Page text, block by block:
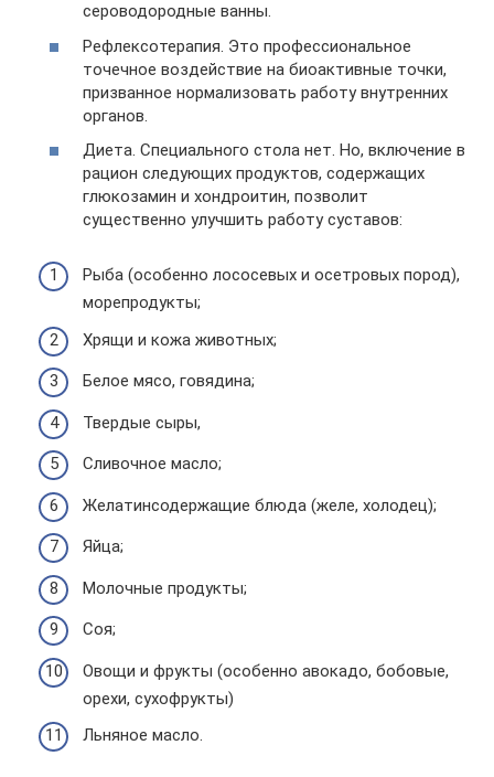
сероводородные ванны.
Рефлексотерапия. Это профессиональное
точечное воздействие на биоактивные точки,
призванное нормализовать работу внутренних
органов.
Диета. Специального стола нет. Но, включение в
рацион следующих продуктов, содержащих
глюкозамин и хондроитин, позволит
существенно улучшить работу суставов:
Рыба (особенно лососевых и осетровых пород),
морепродукты;
Хрящи и кожа животных;
Белое мясо, говядина;
Твердые сыры,
Сливочное масло;
Желатинсодержащие блюда (желе, холодец);
Яйца;
Молочные продукты;
Соя;
Овощи и фрукты (особенно авокадо, бобовые,
орехи, сухофрукты)
Льняное масло.